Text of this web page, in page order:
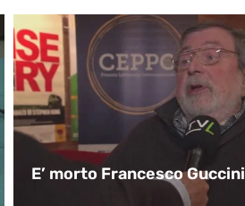
E’ morto Francesco Guccini